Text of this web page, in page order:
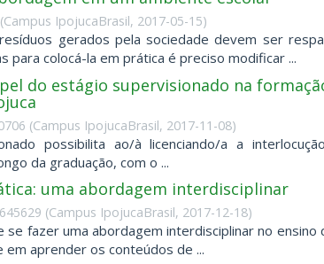
(Campus IpojucaBrasil, 2017-05-15)
gerados pela sociedade devem ser
para colocá-la em prática é preciso modificar ...
do estágio supervisionado na
(Campus IpojucaBrasil, 2017-11-08)
possibilita ao/à licenciando/a a
da graduação, com o ...
uma abordagem interdisciplinar
(Campus IpojucaBrasil, 2017-12-18)
fazer uma abordagem interdisciplinar no ensino
aprender os conteúdos de ...